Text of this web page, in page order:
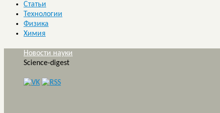
Статьи
Технологии
Физика
Химия
Новости науки
Science-digest